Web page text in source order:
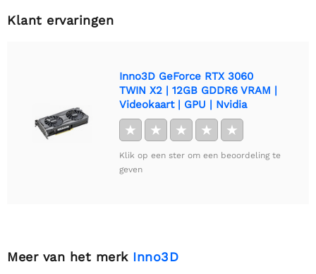
Klant ervaringen
Inno3D GeForce RTX 3060
TWIN X2 | 12GB GDDR6 VRAM |
Videokaart | GPU | Nvidia
★ ★ ★ ★ ★
Klik op een ster om een beoordeling te
geven
Meer van het merk Inno3D